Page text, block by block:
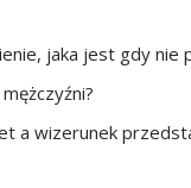
jaka jest gdy nie
a wizerunek